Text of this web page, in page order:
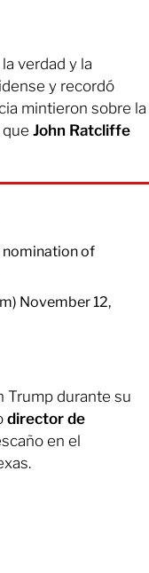
verdad y la
y recordó
mintieron sobre la
John Ratcliffe
nomination of
November 12,
Trump durante su
director de
en el